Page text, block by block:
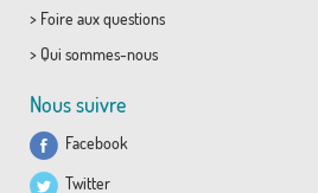
> Foire aux questions
> Qui sommes-nous
Nous suivre
Facebook
Twitter